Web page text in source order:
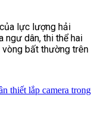
lực lượng hải
ngư dân, thi thể hai
bất thường trên
thiết lắp camera trong